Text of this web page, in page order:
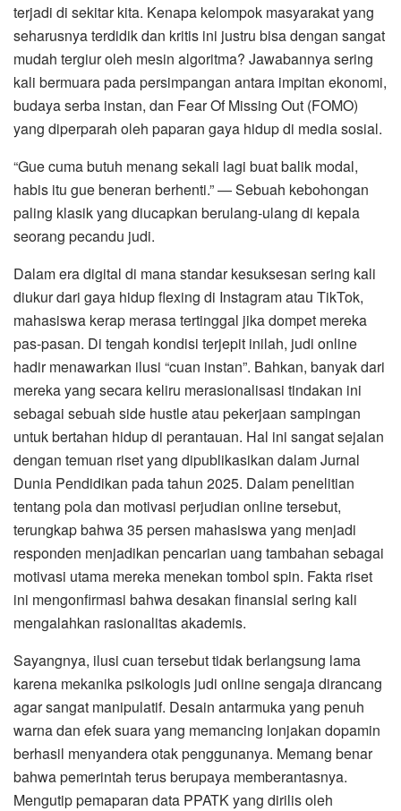
terjadi di sekitar kita. Kenapa kelompok masyarakat yang
seharusnya terdidik dan kritis ini justru bisa dengan sangat
mudah tergiur oleh mesin algoritma? Jawabannya sering
kali bermuara pada persimpangan antara impitan ekonomi,
budaya serba instan, dan Fear Of Missing Out (FOMO)
yang diperparah oleh paparan gaya hidup di media sosial.
“Gue cuma butuh menang sekali lagi buat balik modal,
habis itu gue beneran berhenti.” — Sebuah kebohongan
paling klasik yang diucapkan berulang-ulang di kepala
seorang pecandu judi.
Dalam era digital di mana standar kesuksesan sering kali
diukur dari gaya hidup flexing di Instagram atau TikTok,
mahasiswa kerap merasa tertinggal jika dompet mereka
pas-pasan. Di tengah kondisi terjepit inilah, judi online
hadir menawarkan ilusi “cuan instan”. Bahkan, banyak dari
mereka yang secara keliru merasionalisasi tindakan ini
sebagai sebuah side hustle atau pekerjaan sampingan
untuk bertahan hidup di perantauan. Hal ini sangat sejalan
dengan temuan riset yang dipublikasikan dalam Jurnal
Dunia Pendidikan pada tahun 2025. Dalam penelitian
tentang pola dan motivasi perjudian online tersebut,
terungkap bahwa 35 persen mahasiswa yang menjadi
responden menjadikan pencarian uang tambahan sebagai
motivasi utama mereka menekan tombol spin. Fakta riset
ini mengonfirmasi bahwa desakan finansial sering kali
mengalahkan rasionalitas akademis.
Sayangnya, ilusi cuan tersebut tidak berlangsung lama
karena mekanika psikologis judi online sengaja dirancang
agar sangat manipulatif. Desain antarmuka yang penuh
warna dan efek suara yang memancing lonjakan dopamin
berhasil menyandera otak penggunanya. Memang benar
bahwa pemerintah terus berupaya memberantasnya.
Mengutip pemaparan data PPATK yang dirilis oleh